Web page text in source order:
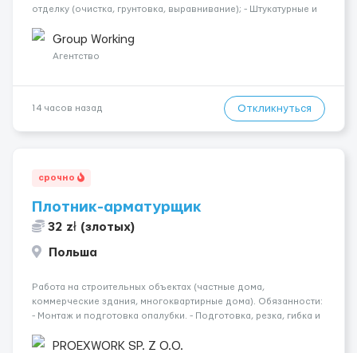
отделку (очистка, грунтовка, выравнивание); - Штукатурные и
(стены, перегородки, потолки); - Укладка плитки на стены и п...
Group Working
Агентство
14 часов назад Откликнуться
срочно
Плотник-арматурщик
32 zł (злотых)
Польша
Работа на строительных объектах (частные дома,
коммерческие здания, многоквартирные дома). Обязанности:
- Монтаж и подготовка опалубки. - Подготовка, резка, гибка и
Связка арматурных стержней. - Заливка бетона. - Демонтаж
PROEXWORK SP. Z O.O.